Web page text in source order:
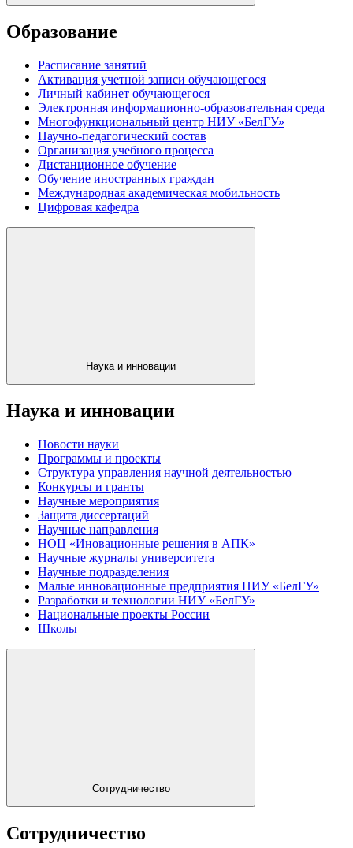
Образование
Расписание занятий
Активация учетной записи обучающегося
Личный кабинет обучающегося
Электронная информационно-образовательная среда
Многофункциональный центр НИУ «БелГУ»
Научно-педагогический состав
Организация учебного процесса
Дистанционное обучение
Обучение иностранных граждан
Международная академическая мобильность
Цифровая кафедра
Наука и инновации
Наука и инновации
Новости науки
Программы и проекты
Структура управления научной деятельностью
Конкурсы и гранты
Научные мероприятия
Защита диссертаций
Научные направления
НОЦ «Иновационные решения в АПК»
Научные журналы университета
Научные подразделения
Малые инновационные предприятия НИУ «БелГУ»
Разработки и технологии НИУ «БелГУ»
Национальные проекты России
Школы
Сотрудничество
Сотрудничество